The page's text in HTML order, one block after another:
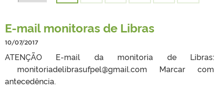
E-mail monitoras de Libras
10/07/2017
ATENÇÃO E-mail da monitoria de Libras:
monitoriadelibrasufpel@gmail.com Marcar com
antecedência.